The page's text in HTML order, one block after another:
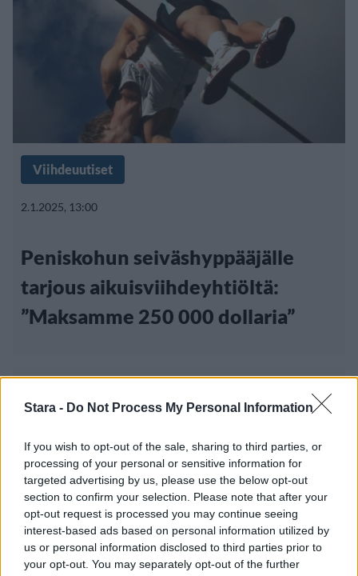
Stara - Do Not Process My Personal Information
If you wish to opt-out of the sale, sharing to third parties, or
processing of your personal or sensitive information for
targeted advertising by us, please use the below opt-out
section to confirm your selection. Please note that after your
opt-out request is processed you may continue seeing
interest-based ads based on personal information utilized by
us or personal information disclosed to third parties prior to
your opt-out. You may separately opt-out of the further
Viihdeuutiset
2.1.2025, 13:00
Peniskohun seiväshyppääjälle
tarjous aikuisviihdeyhtiöltä:
”Maksamme 250 000 dollaria”